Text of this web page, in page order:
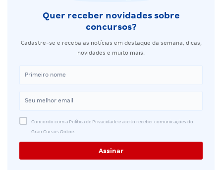
Quer receber novidades sobre
concursos?
Cadastre-se e receba as notícias em destaque da semana, dicas,
novidades e muito mais.
Concordo com a Política de Privacidade e aceito receber comunicações do
Gran Cursos Online.